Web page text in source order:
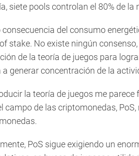
siete pools controlan el 80% de
consecuencia del consumo
stake. No existe ningún
de la teoría de juegos para
a generar concentración de la
la teoría de juegos me
campo de las criptomonedas,
PoS sigue exigiendo un